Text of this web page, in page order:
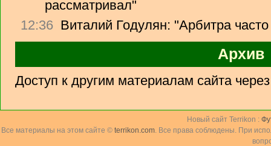
рассматривал"
12:36 Виталий Годулян: "Арбитра
Архив
Доступ к другим материалам сайта
Новый сайт Terrikon :
Все материалы на этом сайте © terrikon.com. Все права соблюдены. При